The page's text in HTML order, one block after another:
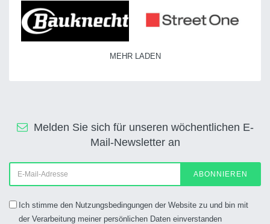
MEHR LADEN
Melden Sie sich für unseren wöchentlichen E-
Mail-Newsletter an
ABONNIEREN
Ich stimme den Nutzungsbedingungen der Website zu und bin mit
der Verarbeitung meiner persönlichen Daten einverstanden